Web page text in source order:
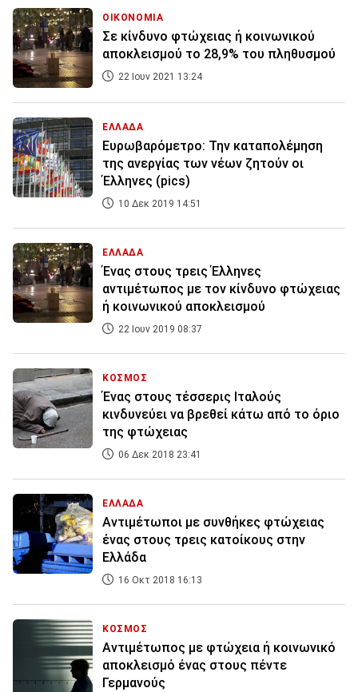
ΟΙΚΟΝΟΜΙΑ
Σε κίνδυνο φτώχειας ή κοινωνικού
αποκλεισμού το 28,9% του πληθυσμού
22 Ιουν 2021 13:24
ΕΛΛΑΔΑ
Ευρωβαρόμετρο: Την καταπολέμηση
της ανεργίας των νέων ζητούν οι
Έλληνες (pics)
10 Δεκ 2019 14:51
ΕΛΛΑΔΑ
Ένας στους τρεις Έλληνες
αντιμέτωπος με τον κίνδυνο φτώχειας
ή κοινωνικού αποκλεισμού
22 Ιουν 2019 08:37
ΚΟΣΜΟΣ
Ένας στους τέσσερις Ιταλούς
κινδυνεύει να βρεθεί κάτω από το όριο
της φτώχειας
06 Δεκ 2018 23:41
ΕΛΛΑΔΑ
Αντιμέτωποι με συνθήκες φτώχειας
ένας στους τρεις κατοίκους στην
Ελλάδα
16 Οκτ 2018 16:13
ΚΟΣΜΟΣ
Αντιμέτωπος με φτώχεια ή κοινωνικό
αποκλεισμό ένας στους πέντε
Γερμανούς